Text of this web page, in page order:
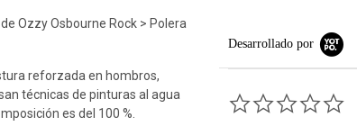
Ozzy Osbourne Rock > Polera
reforzada en hombros,
técnicas de pinturas al agua
es del 100 %.
Desarrollado por